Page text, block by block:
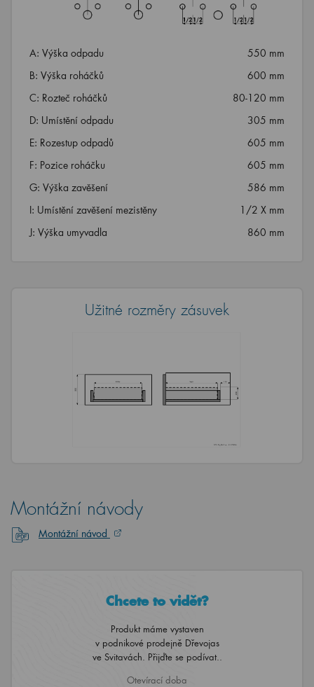
A: Výška odpadu
550 mm
B: Výška roháčků
600 mm
C: Rozteč roháčků
80-120 mm
D: Umístění odpadu
305 mm
E: Rozestup odpadů
605 mm
F: Pozice roháčku
605 mm
G: Výška zavěšení
586 mm
I: Umístění zavěšení mezistěny
1/2 X mm
J: Výška umyvadla
860 mm
Užitné rozměry zásuvek
Montážní návody
Montážní návod
Chcete to vidět?
Produkt máme vystaven
v podnikové prodejně Dřevojas
ve Svitavách. Přijďte se podívat..
Otevírací doba